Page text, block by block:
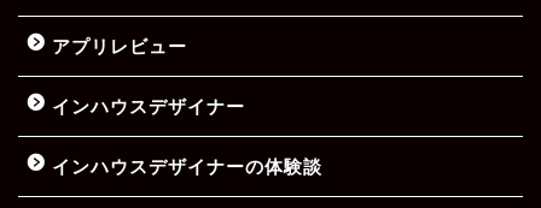
アプリレビュー
インハウスデザイナー
インハウスデザイナーの体験談